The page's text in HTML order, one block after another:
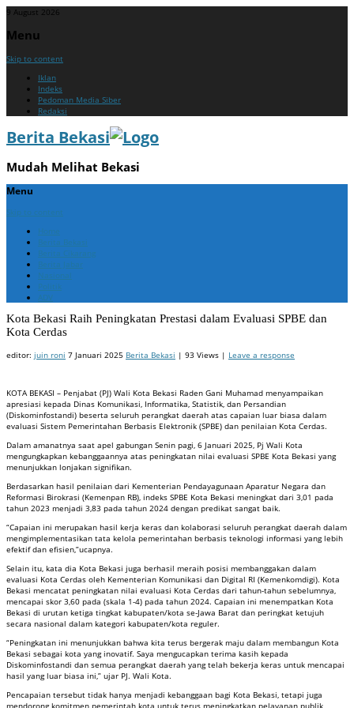
9 August 2026
Menu
Skip to content
Iklan
Indeks
Pedoman Media Siber
Redaksi
Berita Bekasi
Mudah Melihat Bekasi
Menu
Skip to content
Home
Berita Bekasi
Berita Cikarang
Berita Jabar
Nasional
Politik
ADV
Kota Bekasi Raih Peningkatan Prestasi dalam Evaluasi SPBE dan
Kota Cerdas
editor: juin roni 7 Januari 2025 Berita Bekasi | 93 Views | Leave a response
KOTA BEKASI – Penjabat (PJ) Wali Kota Bekasi Raden Gani Muhamad menyampaikan
apresiasi kepada Dinas Komunikasi, Informatika, Statistik, dan Persandian
(Diskominfostandi) beserta seluruh perangkat daerah atas capaian luar biasa dalam
evaluasi Sistem Pemerintahan Berbasis Elektronik (SPBE) dan penilaian Kota Cerdas.
Dalam amanatnya saat apel gabungan Senin pagi, 6 Januari 2025, Pj Wali Kota
mengungkapkan kebanggaannya atas peningkatan nilai evaluasi SPBE Kota Bekasi yang
menunjukkan lonjakan signifikan.
Berdasarkan hasil penilaian dari Kementerian Pendayagunaan Aparatur Negara dan
Reformasi Birokrasi (Kemenpan RB), indeks SPBE Kota Bekasi meningkat dari 3,01 pada
tahun 2023 menjadi 3,83 pada tahun 2024 dengan predikat sangat baik.
“Capaian ini merupakan hasil kerja keras dan kolaborasi seluruh perangkat daerah dalam
mengimplementasikan tata kelola pemerintahan berbasis teknologi informasi yang lebih
efektif dan efisien,”ucapnya.
Selain itu, kata dia Kota Bekasi juga berhasil meraih posisi membanggakan dalam
evaluasi Kota Cerdas oleh Kementerian Komunikasi dan Digital RI (Kemenkomdigi). Kota
Bekasi mencatat peningkatan nilai evaluasi Kota Cerdas dari tahun-tahun sebelumnya,
mencapai skor 3,60 pada (skala 1-4) pada tahun 2024. Capaian ini menempatkan Kota
Bekasi di urutan ketiga tingkat kabupaten/kota se-Jawa Barat dan peringkat ketujuh
secara nasional dalam kategori kabupaten/kota reguler.
“Peningkatan ini menunjukkan bahwa kita terus bergerak maju dalam membangun Kota
Bekasi sebagai kota yang inovatif. Saya mengucapkan terima kasih kepada
Diskominfostandi dan semua perangkat daerah yang telah bekerja keras untuk mencapai
hasil yang luar biasa ini,” ujar PJ. Wali Kota.
Pencapaian tersebut tidak hanya menjadi kebanggaan bagi Kota Bekasi, tetapi juga
mendorong komitmen pemerintah kota untuk terus meningkatkan pelayanan publik